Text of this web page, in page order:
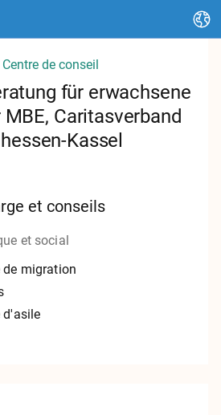
Centre de conseil
für erwachsene
Caritasverband
Kassel
et conseils
et social
de migration
d'asile